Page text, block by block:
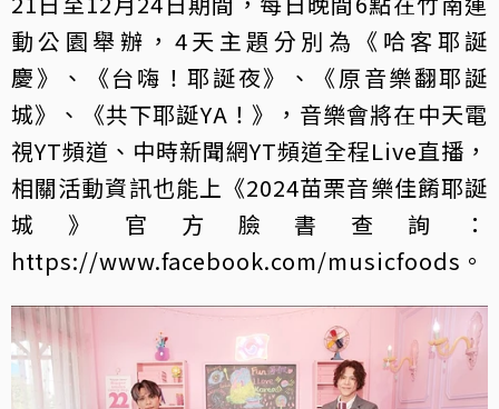
動公園舉辦，4天主題分別為《哈客耶誕
慶》、《台嗨！耶誕夜》、《原音樂翻耶誕
城》、《共下耶誕YA！》，音樂會將在中天電
視YT頻道、中時新聞網YT頻道全程Live直播，
相關活動資訊也能上《2024苗栗音樂佳餚耶誕
城》官方臉書查詢：
https://www.facebook.com/musicfoods。